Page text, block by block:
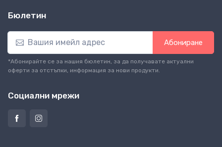
Бюлетин
Абониране
*Абонирайте се за нашия бюлетин, за да получавате актуални
оферти за отстъпки, информация за нови продукти.
Социални мрежи